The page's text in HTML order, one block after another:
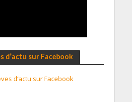
d’actu sur Facebook
d’actu sur Facebook